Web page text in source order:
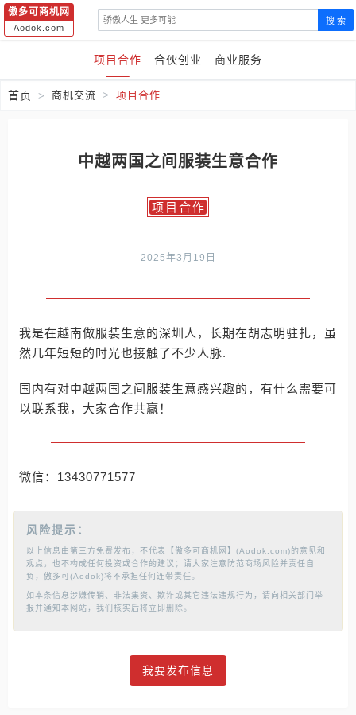
傲多可商机网
Aodok.com
搜 索
项目合作 合伙创业 商业服务
首页 商机交流 项目合作
中越两国之间服装生意合作
项目合作
2025年3月19日
我是在越南做服装生意的深圳人，长期在胡志明驻扎，虽
然几年短短的时光也接触了不少人脉.
国内有对中越两国之间服装生意感兴趣的，有什么需要可
以联系我，大家合作共赢！
微信：13430771577
风险提示：
以上信息由第三方免费发布，不代表【傲多可商机网】(Aodok.com)的意见和
观点，也不构成任何投资或合作的建议；请大家注意防范商场风险并责任自
负，傲多可(Aodok)将不承担任何连带责任。
如本条信息涉嫌传销、非法集资、欺诈或其它违法违规行为，请向相关部门举
报并通知本网站，我们核实后将立即删除。
我要发布信息